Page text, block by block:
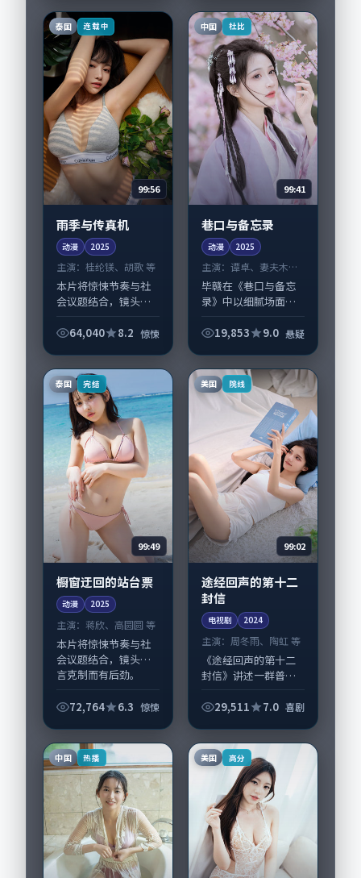
戏份。故事围绕当代
都市中的抉择与救...
泰国 连载中
99:56
雨季与传真机
动漫 2025
主演： 桂纶镁、胡歌 等
本片将惊悚节奏与社
会议题结合，镜头语
《雨季与传真机》由
取景与声音设计凸显
泰国城市质感，适合
偏好...
64,040 8.2 惊悚
中国 杜比
99:41
巷口与备忘录
动漫 2025
主演：谭卓、妻夫木聪
等
毕赣在《巷口与备忘
录》中以细腻场面调
卓、妻夫木聪领衔的
国大陆完成制作协
同，2025-01-...
19,853 9.0 悬疑
泰国 完结
99:49
橱窗迂回的站台票
动漫 2025
主演： 蒋欣、高圆圆 等
本片将惊悚节奏与社
会议题结合，镜头语
言克制而有后劲。
票》由朴赞郁掌舵，
凸显泰国城市质感，
适合...
72,764 6.3 惊悚
美国 院线
99:02
途经回声的第十二
封信
电视剧 2024
主演： 周冬雨、陶虹 等
《途经回声的第十二
封信》讲述一群普通
改写人生轨迹的故
头。导演曾国祥擅长
留白叙事，周冬雨、
29,511 7.0 喜剧
中国 热播 美国 高分